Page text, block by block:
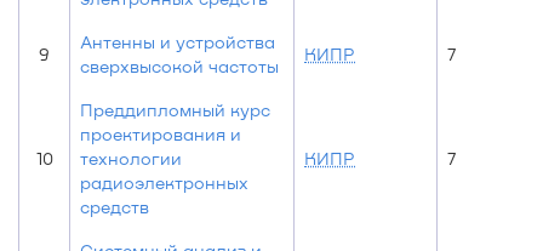
9
Антенны и устройства
сверхвысокой частоты
КИПР 7
10
Преддипломный курс
проектирования и
технологии
радиоэлектронных
средств
КИПР 7